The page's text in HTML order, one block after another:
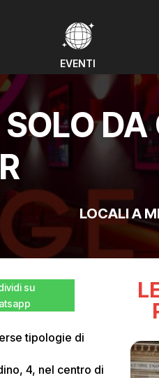
EVENTI
DA
LOCALI A
su
tipologie di
4, nel centro di